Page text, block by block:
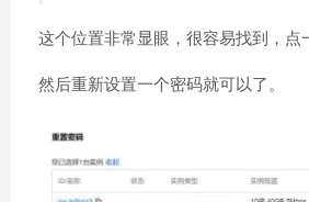
这个位置非常显眼，很容易找到，点
然后重新设置一个密码就可以了。